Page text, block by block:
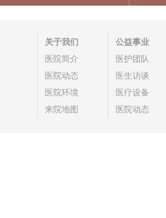
关于我们
医院简介
医院动态
医院环境
来院地图
公益事业
医护团队
医生访谈
医疗设备
医院动态